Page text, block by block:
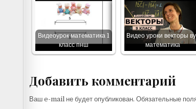
Видеоурок математика 1
класс пнш
Видео уроки векторы
математика
Добавить комментарий
Ваш e-mail не будет опубликован. Обязательные